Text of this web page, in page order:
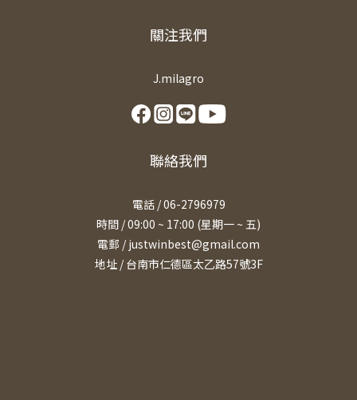
關注我們
J.milagro
聯絡我們
電話 / 06-2796979
時間 / 09:00 ~ 17:00 (星期一 ~ 五)
電郵 / justwinbest@gmail.com
地址 /台南市仁德區太乙路57號3F